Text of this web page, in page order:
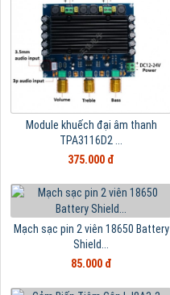
Module khuếch đại âm thanh
TPA3116D2 ...
375.000 đ
Mạch sạc pin 2 viên 18650 Battery
Shield...
85.000 đ